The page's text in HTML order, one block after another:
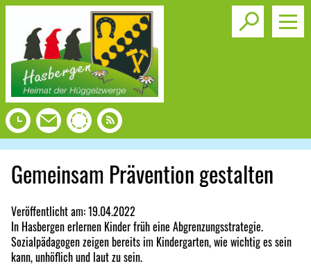
Toggle
Gemeinsam Prävention gestalten
Veröffentlicht am:19.04.2022
In Hasbergen erlernen Kinder früh eine Abgrenzungsstrategie.
Sozialpädagogen zeigen bereits im Kindergarten, wie wichtig es sein
kann, unhöflich und laut zu sein.